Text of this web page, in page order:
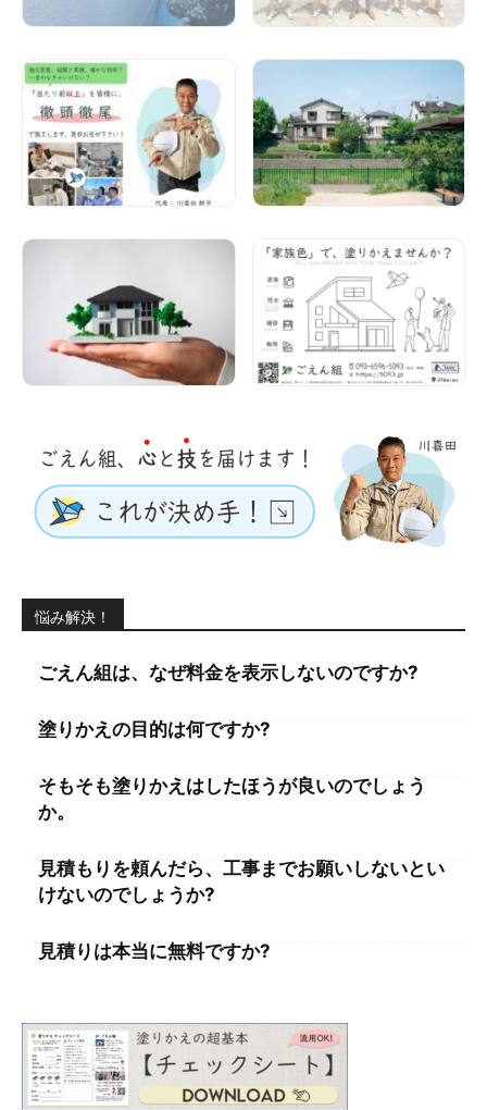
悩み解決！
ごえん組は、なぜ料金を表示しないのですか?
塗りかえの目的は何ですか?
そもそも塗りかえはしたほうが良いのでしょう
か。
見積もりを頼んだら、工事までお願いしないとい
けないのでしょうか?
見積りは本当に無料ですか?